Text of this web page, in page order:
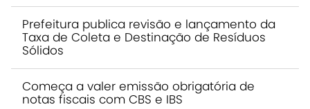
Prefeitura publica revisão e lançamento da
Taxa de Coleta e Destinação de Resíduos
Sólidos
Começa a valer emissão obrigatória de
notas fiscais com CBS e IBS